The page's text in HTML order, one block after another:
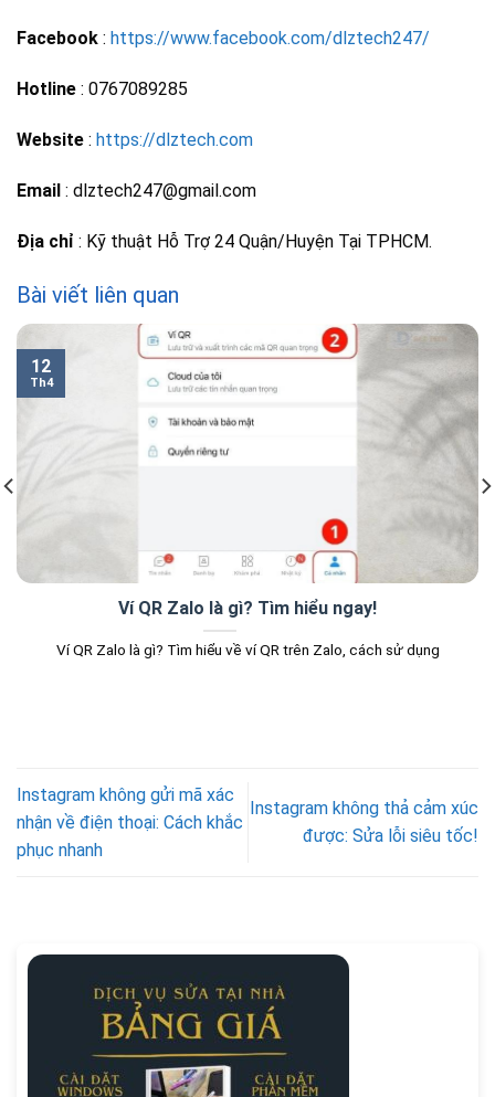
Facebook : https://www.facebook.com/dlztech247/
Hotline : 0767089285
Website : https://dlztech.com
Email : dlztech247@gmail.com
Địa chỉ : Kỹ thuật Hỗ Trợ 24 Quận/Huyện Tại TPHCM.
Bài viết liên quan
Ví QR Zalo là gì? Tìm hiểu ngay!
Ví QR Zalo là gì? Tìm hiểu về ví QR trên Zalo, cách sử dụng
12
Th4
Instagram không gửi mã xác
nhận về điện thoại: Cách khắc
phục nhanh
Instagram không thả cảm xúc
được: Sửa lỗi siêu tốc!